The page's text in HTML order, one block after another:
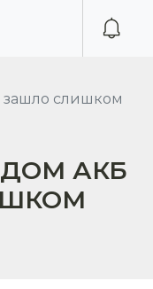
зашло слишком
АКБ